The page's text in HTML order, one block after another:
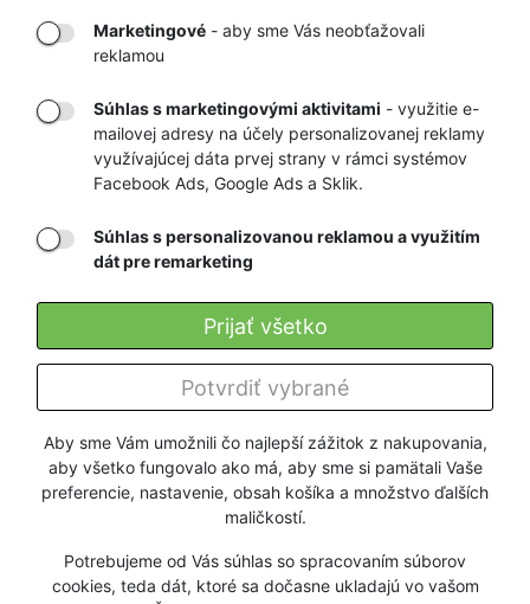
Aby sme Vám umožnili čo najlepší zážitok z nakupovania,
aby všetko fungovalo ako má, aby sme si pamätali Vaše
preferencie, nastavenie, obsah košíka a množstvo ďalších
maličkostí.
Potrebujeme od Vás súhlas so spracovaním súborov
cookies, teda dát, ktoré sa dočasne ukladajú vo vašom
Marketingové - aby sme Vás neobťažovali
reklamou
Súhlas s marketingovými aktivitami - využitie e-
mailovej adresy na účely personalizovanej reklamy
využívajúcej dáta prvej strany v rámci systémov
Facebook Ads, Google Ads a Sklik.
Súhlas s personalizovanou reklamou a využitím
dát pre remarketing
Potvrdiť vybrané
Prijať všetko
TOVARU AŽ K
VÁM DOMOV
OBCHOD
RÝCHLE
DORUČENIE
GARANCIA
NAJNIŽŠÍCH CIEN
Firmy a organizácie